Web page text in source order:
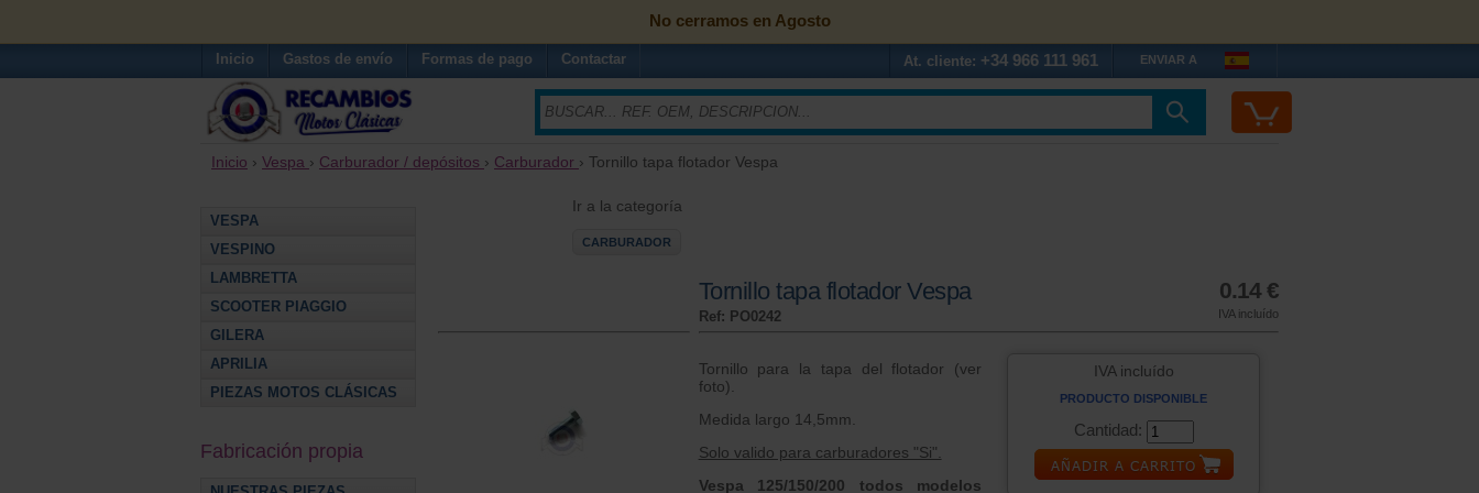
No cerramos en Agosto
Inicio Gastos de envío Formas de pago Contactar At. cliente: +34 966 111 961 ENVIAR A
Inicio › Vespa › Carburador / depósitos › Carburador › Tornillo tapa flotador Vespa
VESPA
VESPINO
LAMBRETTA
SCOOTER PIAGGIO
GILERA
APRILIA
PIEZAS MOTOS CLÁSICAS
Fabricación propia
Ir a la categoría
CARBURADOR
Tornillo tapa flotador Vespa
Ref: PO0242
0.14 €
IVA incluído
IVA incluído
PRODUCTO DISPONIBLE
Cantidad:
Tornillo para la tapa del flotador (ver
foto).
Medida largo 14,5mm.
Solo valido para carburadores "Si".
Vespa 125/150/200 todos modelos